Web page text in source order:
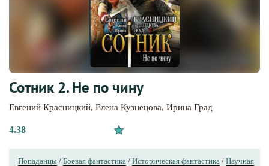
Сотник 2. Не по чину
Евгений Красницкий, Елена Кузнецова, Ирина Град
4.38
Попаданцы / Боевая фантастика / Историческая фантастика / Научная